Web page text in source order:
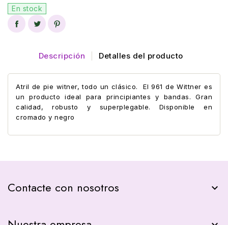
En stock
Descripción Detalles del producto
Atril de pie witner, todo un clásico. El 961 de Wittner es
un producto ideal para principiantes y bandas. Gran
calidad, robusto y superplegable. Disponible en
cromado y negro
Contacte con nosotros keyboard_arrow_down